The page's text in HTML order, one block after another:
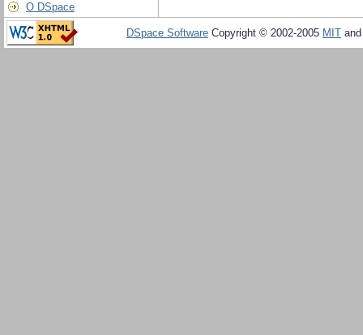
О DSpace
DSpace Software Copyright © 2002-2005 MIT